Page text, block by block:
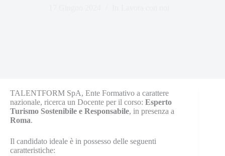
TALENTFORM SpA, Ente Formativo a carattere
nazionale, ricerca un Docente per il corso: Esperto
Turismo Sostenibile e Responsabile, in presenza a
Roma.
Il candidato ideale è in possesso delle seguenti
caratteristiche: